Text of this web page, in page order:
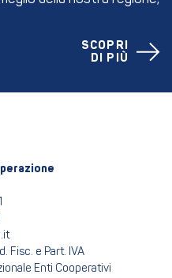
SCOPRI
DI PIÙ
Fisc. e Part. IVA
Enti Cooperativi